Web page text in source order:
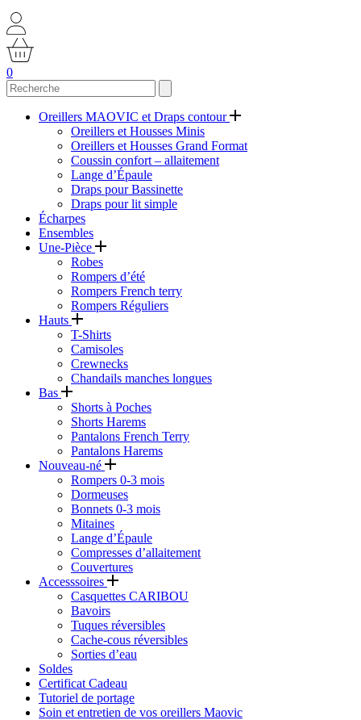
0
Oreillers MAOVIC et Draps contour
Oreillers et Housses Minis
Oreillers et Housses Grand Format
Coussin confort – allaitement
Lange d’Épaule
Draps pour Bassinette
Draps pour lit simple
Écharpes
Ensembles
Une-Pièce
Robes
Rompers d’été
Rompers French terry
Rompers Réguliers
Hauts
T-Shirts
Camisoles
Crewnecks
Chandails manches longues
Bas
Shorts à Poches
Shorts Harems
Pantalons French Terry
Pantalons Harems
Nouveau-né
Rompers 0-3 mois
Dormeuses
Bonnets 0-3 mois
Mitaines
Lange d’Épaule
Compresses d’allaitement
Couvertures
Accesssoires
Casquettes CARIBOU
Bavoirs
Tuques réversibles
Cache-cous réversibles
Sorties d’eau
Soldes
Certificat Cadeau
Tutoriel de portage
Soin et entretien de vos oreillers Maovic